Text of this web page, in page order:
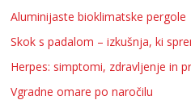
Aluminijaste bioklimatske pergole
Skok s padalom – izkušnja, ki
Herpes: simptomi, zdravljenje in
Vgradne omare po naročilu